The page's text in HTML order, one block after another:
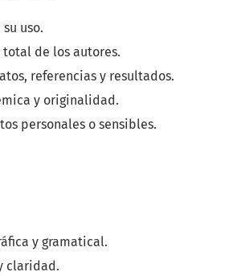
uso.
de los autores.
referencias y resultados.
y originalidad.
personales o sensibles.
y gramatical.
claridad.